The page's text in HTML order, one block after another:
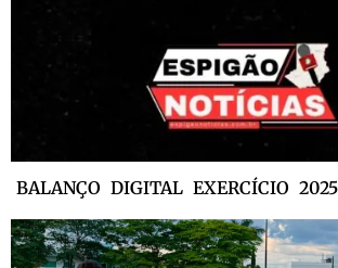
BALANÇO DIGITAL EXERCÍCIO